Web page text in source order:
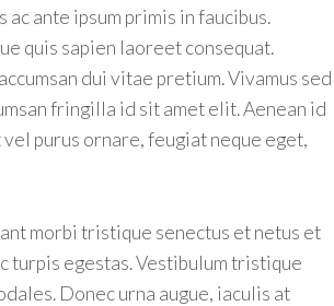
ac ante ipsum primis in faucibus.
quis sapien laoreet consequat.
dui vitae pretium. Vivamus sed
fringilla id sit amet elit. Aenean id
purus ornare, feugiat neque eget,
morbi tristique senectus et netus et
turpis egestas. Vestibulum tristique
Donec urna augue, iaculis at